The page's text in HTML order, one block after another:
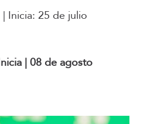
Inicia: 25 de julio
| 08 de agosto